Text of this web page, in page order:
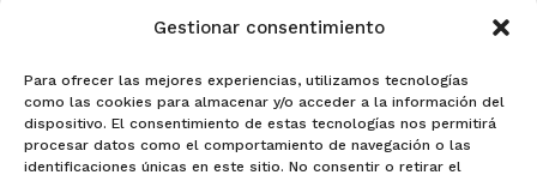
Gestionar consentimiento
Para ofrecer las mejores experiencias, utilizamos tecnologías
como las cookies para almacenar y/o acceder a la información del
dispositivo. El consentimiento de estas tecnologías nos permitirá
procesar datos como el comportamiento de navegación o las
identificaciones únicas en este sitio. No consentir o retirar el
Becas Examia
Contacto
CERTIFICACIONES
Linguaskill